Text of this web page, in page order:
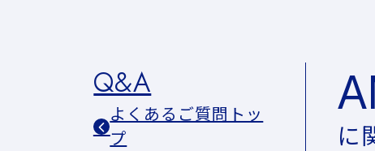
Q&A
よくあるご質問トッ
プ
に